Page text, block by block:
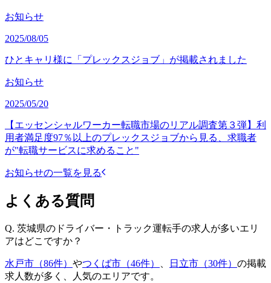
お知らせ
2025/08/05
ひとキャリ様に「プレックスジョブ」が掲載されました
お知らせ
2025/05/20
【エッセンシャルワーカー転職市場のリアル調査第３弾】利
用者満足度97％以上のプレックスジョブから見る、求職者
が"転職サービスに求めること"
お知らせの一覧を見る
よくある質問
Q. 茨城県のドライバー・トラック運転手の求人が多いエリ
アはどこですか？
水戸市（86件） やつくば市（46件） 日立市（30件） の掲載
求人数が多く、人気のエリアです。